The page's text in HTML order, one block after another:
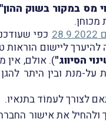
מס במקור בשוק ההון"
כפי
להיערך ליישום
הסיווג"). אולם, אין
על-מנת ובין היתר
לצורך לעמוֹד בתנאיו.
ולהחיל את אישור